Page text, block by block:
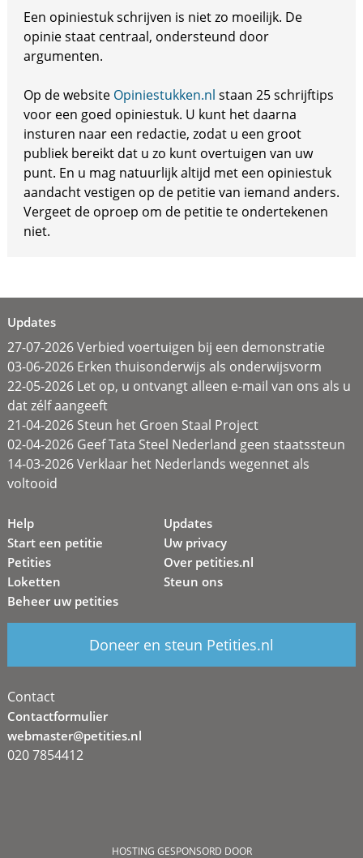
Een opiniestuk schrijven is niet zo moeilijk. De
opinie staat centraal, ondersteund door
argumenten.
Op de website Opiniestukken.nl staan 25 schrijftips
voor een goed opiniestuk. U kunt het daarna
insturen naar een redactie, zodat u een groot
publiek bereikt dat u zo kunt overtuigen van uw
punt. En u mag natuurlijk altijd met een opiniestuk
aandacht vestigen op de petitie van iemand anders.
Vergeet de oproep om de petitie te ondertekenen
niet.
Updates
27-07-2026 Verbied voertuigen bij een demonstratie
03-06-2026 Erken thuisonderwijs als onderwijsvorm
22-05-2026 Let op, u ontvangt alleen e-mail van ons als u
dat zélf aangeeft
21-04-2026 Steun het Groen Staal Project
02-04-2026 Geef Tata Steel Nederland geen staatssteun
14-03-2026 Verklaar het Nederlands wegennet als
voltooid
Help
Start een petitie
Petities
Loketten
Beheer uw petities
Updates
Uw privacy
Over petities.nl
Steun ons
Doneer en steun Petities.nl
Contact
Contactformulier
webmaster@petities.nl
020 7854412
HOSTING GESPONSORD DOOR